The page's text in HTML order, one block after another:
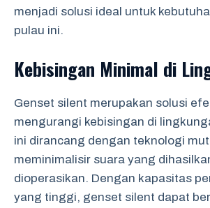
menjadi solusi ideal untuk
pulau ini.
Kebisingan Minimal di
Genset silent merupakan solusi
mengurangi kebisingan di
ini dirancang dengan teknologi
meminimalisir suara yang
dioperasikan. Dengan kapasitas
yang tinggi, genset silent dapat